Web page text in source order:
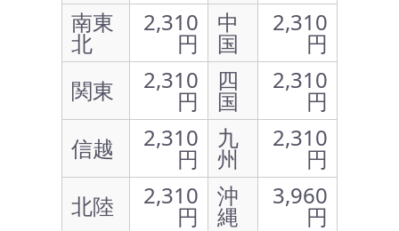
南東
北
2,310
円
中
国
2,310
円
関東
2,310
円
四
国
2,310
円
信越
2,310
円
九
州
2,310
円
北陸
2,310
円
沖
縄
3,960
円